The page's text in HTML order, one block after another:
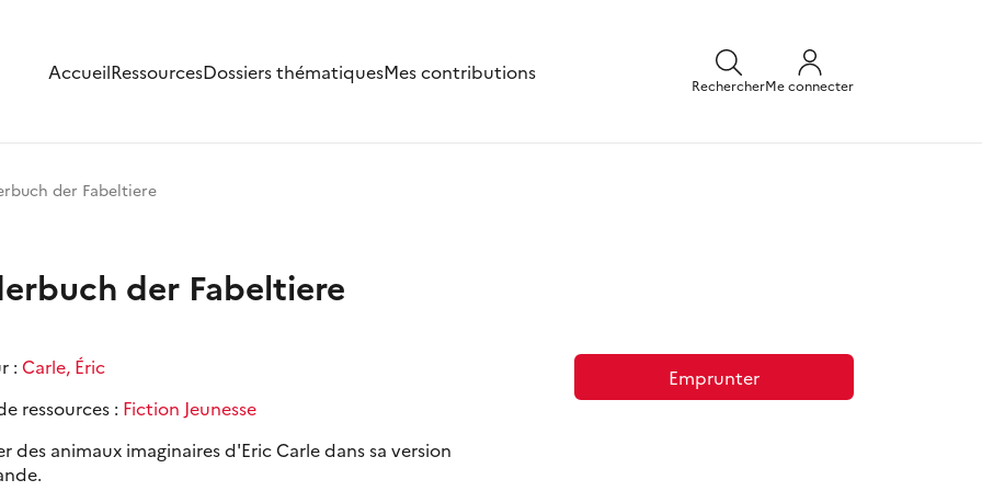
AccueilRessourcesDossiers thématiquesMes contributions
RechercherMe connecter
der Fabeltiere
der Fabeltiere
: Carle, Éric
ressources : Fiction Jeunesse
des animaux imaginaires d'Eric Carle dans sa version
Emprunter